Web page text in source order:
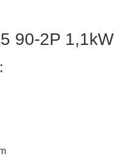
90-2P 1,1kW